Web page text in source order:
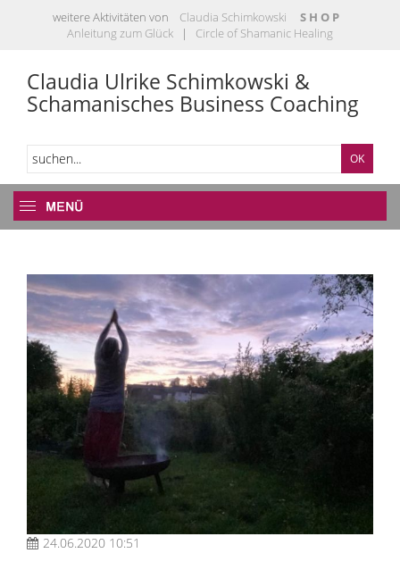
weitere Aktivitäten von Claudia Schimkowski
S H O P
Anleitung zum Glück | Circle of Shamanic Healing
Claudia Ulrike Schimkowski &
Schamanisches Business Coaching
24.06.2020 10:51